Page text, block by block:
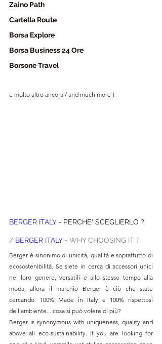
Zaino Path
Cartella Route
Borsa Explore
Borsa Business 24 Ore
Borsone Travel
e molto altro ancora / and much more !
BERGER ITALY - PERCHE' SCEGLIERLO ?
/ BERGER ITALY - WHY CHOOSING IT ?
Berger è sinonimo di unicità, qualità e soprattutto di
ecosostenibilità. Se siete in cerca di accessori unici
nel loro genere, versatili e allo stesso tempo alla
moda, allora il marchio Berger è ciò che state
cercando. 100% Made in Italy e 100% rispettosi
dell'ambiente... cosa si può volere di più?
Berger is synonymous with uniqueness, quality and
above all eco-sustainability. If you are looking for